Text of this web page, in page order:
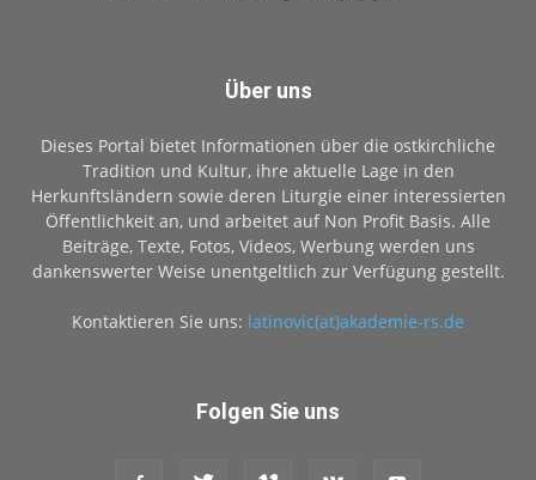
Über uns
Dieses Portal bietet Informationen über die ostkirchliche
Tradition und Kultur, ihre aktuelle Lage in den
Herkunftsländern sowie deren Liturgie einer interessierten
Öffentlichkeit an, und arbeitet auf Non Profit Basis. Alle
Beiträge, Texte, Fotos, Videos, Werbung werden uns
dankenswerter Weise unentgeltlich zur Verfügung gestellt.
Kontaktieren Sie uns: latinovic(at)akademie-rs.de
Folgen Sie uns